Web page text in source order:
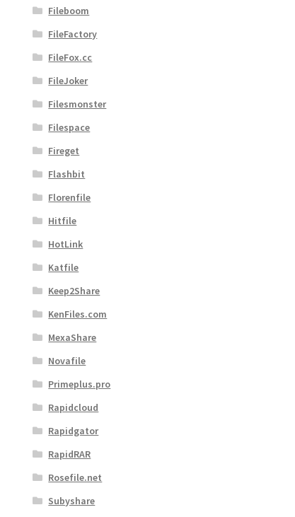
Fileboom
FileFactory
FileFox.cc
FileJoker
Filesmonster
Filespace
Fireget
Flashbit
Florenfile
Hitfile
HotLink
Katfile
Keep2Share
KenFiles.com
MexaShare
Novafile
Primeplus.pro
Rapidcloud
Rapidgator
RapidRAR
Rosefile.net
Subyshare